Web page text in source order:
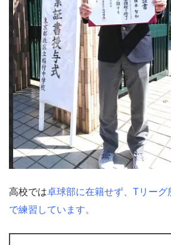
高校では卓球部に在籍せず、Tリーグ
で練習しています。